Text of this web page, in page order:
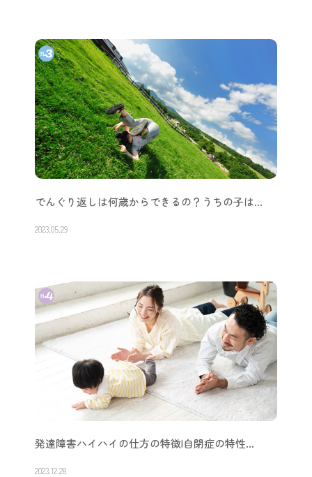
でんぐり返しは何歳からできるの？うちの子は…
2023.05.29
発達障害ハイハイの仕方の特徴|自閉症の特性…
2023.12.28